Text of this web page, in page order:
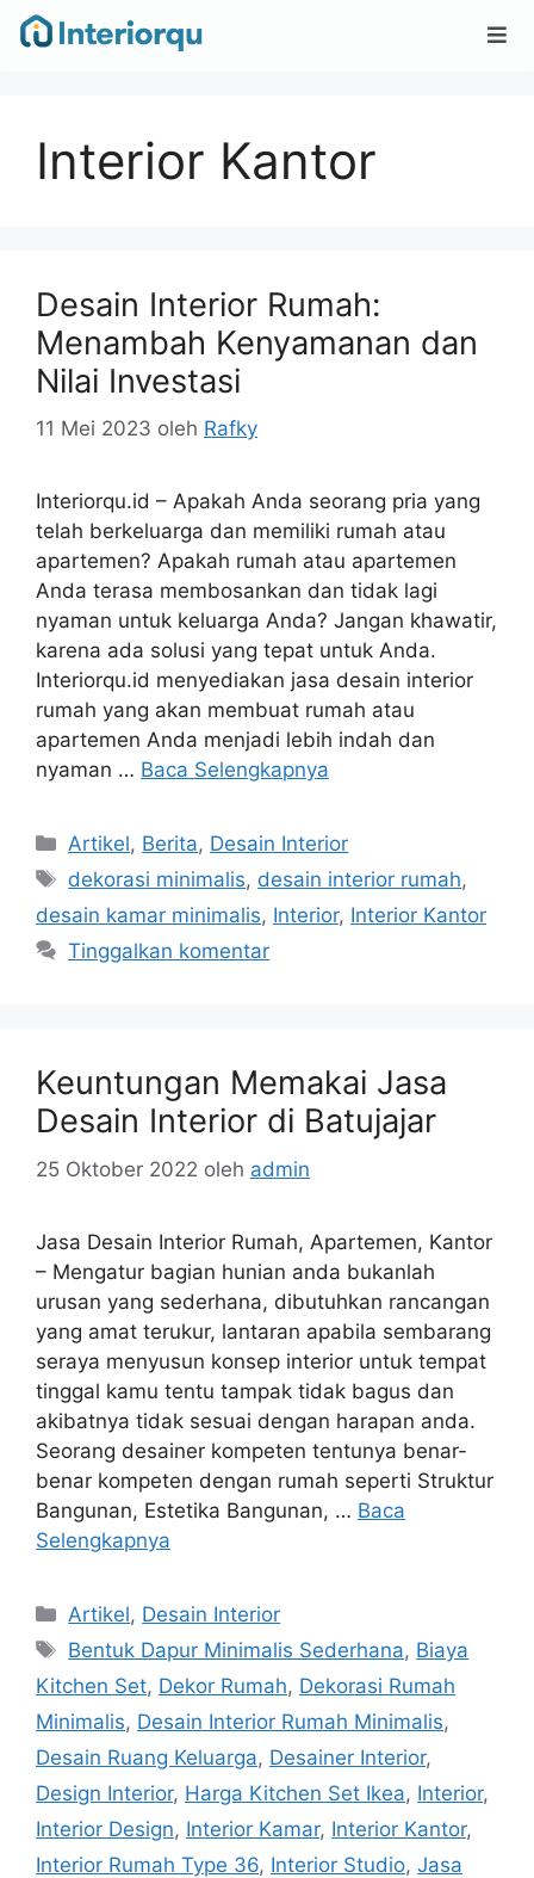
Interior Kantor
Desain Interior Rumah:
Menambah Kenyamanan dan
Nilai Investasi
11 Mei 2023 oleh Rafky
Interiorqu.id – Apakah Anda seorang pria yang
telah berkeluarga dan memiliki rumah atau
apartemen? Apakah rumah atau apartemen
Anda terasa membosankan dan tidak lagi
nyaman untuk keluarga Anda? Jangan khawatir,
karena ada solusi yang tepat untuk Anda.
Interiorqu.id menyediakan jasa desain interior
rumah yang akan membuat rumah atau
apartemen Anda menjadi lebih indah dan
nyaman … Baca Selengkapnya
Artikel, Berita, Desain Interior
dekorasi minimalis, desain interior rumah,
desain kamar minimalis, Interior, Interior Kantor
Tinggalkan komentar
Keuntungan Memakai Jasa
Desain Interior di Batujajar
25 Oktober 2022 oleh admin
Jasa Desain Interior Rumah, Apartemen, Kantor
– Mengatur bagian hunian anda bukanlah
urusan yang sederhana, dibutuhkan rancangan
yang amat terukur, lantaran apabila sembarang
seraya menyusun konsep interior untuk tempat
tinggal kamu tentu tampak tidak bagus dan
akibatnya tidak sesuai dengan harapan anda.
Seorang desainer kompeten tentunya benar-
benar kompeten dengan rumah seperti Struktur
Bangunan, Estetika Bangunan, … Baca
Selengkapnya
Artikel, Desain Interior
Bentuk Dapur Minimalis Sederhana, Biaya
Kitchen Set, Dekor Rumah, Dekorasi Rumah
Minimalis, Desain Interior Rumah Minimalis,
Desain Ruang Keluarga, Desainer Interior,
Design Interior, Harga Kitchen Set Ikea, Interior,
Interior Design, Interior Kamar, Interior Kantor,
Interior Rumah Type 36, Interior Studio, Jasa